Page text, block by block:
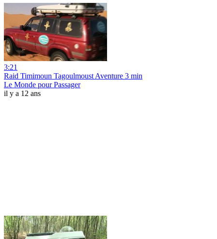
3:21
Raid Timimoun Tagoulmoust Aventure 3 min
Le Monde pour Passager
il y a 12 ans